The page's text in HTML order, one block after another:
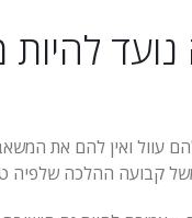
להיות
עוול ואין להם את
קבועה ההלכה